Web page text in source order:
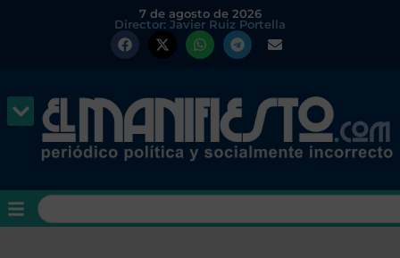
7 de agosto de 2026
Director: Javier Ruiz Portella